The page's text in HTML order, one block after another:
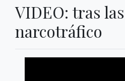
VIDEO: tras
narcotráfico